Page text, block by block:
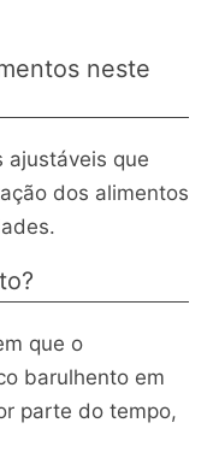
neste
ajustáveis que
dos alimentos
que o
barulhento em
parte do tempo,